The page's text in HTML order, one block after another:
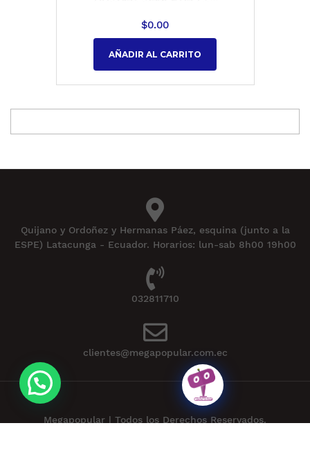
$0.00
AÑADIR AL CARRITO
Quijano y Ordoñez y Hermanas Páez, esquina (junto a la
ESPE) Latacunga - Ecuador. Horarios: lun-sab 8h00 19h00
032811710
clientes@megapopular.com.ec
Megapopular | Todos los Derechos Reservados.